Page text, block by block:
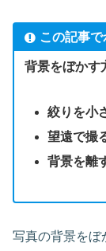
この記事
背景をぼかす
絞りを小
望遠で撮
背景を離
写真の背景をぼ